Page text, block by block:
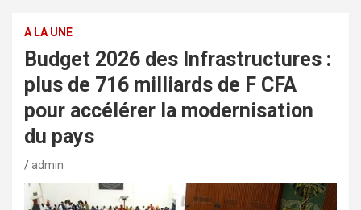
A LA UNE
Budget 2026 des Infrastructures :
plus de 716 milliards de F CFA
pour accélérer la modernisation
du pays
admin